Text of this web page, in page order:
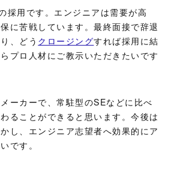
採用です。エンジニアは需要が高
に苦戦しています。最終面接で辞退
、どう クロージングすれば採用に結
プロ人材にご教示いただきたいです
ーカーで、常駐型のSEなどに比べ
ることができると思います。今後は
し、エンジニア志望者へ効果的にア
です。